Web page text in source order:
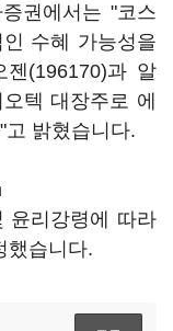
권에서는 "코스
수혜 가능성을
젠(196170)과 알
텍 대장주로 에
고 밝혔습니다.
윤리강령에 따라
했습니다.